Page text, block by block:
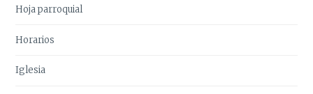
Hoja parroquial
Horarios
Iglesia